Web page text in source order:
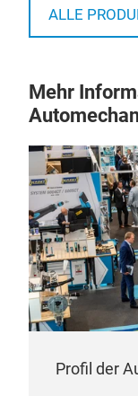
ALLE
Mehr
Profil der